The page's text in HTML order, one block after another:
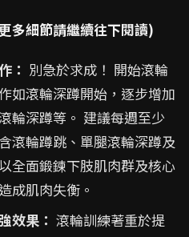
多細節請繼續往下閱讀)
： 別急於求成！ 開始滾輪
如滾輪深蹲開始，逐步增加
輪深蹲等。 建議每週至少
滾輪蹲跳、單腿滾輪深蹲及
全面鍛鍊下肢肌肉群及核心
成肌肉失衡。
效果： 滾輪訓練著重於提